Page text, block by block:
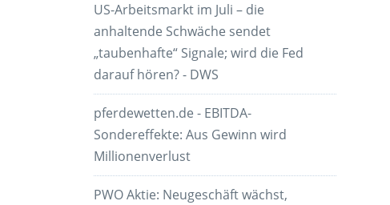
US-Arbeitsmarkt im Juli – die
anhaltende Schwäche sendet
„taubenhafte“ Signale; wird die Fed
darauf hören? - DWS
pferdewetten.de - EBITDA-
Sondereffekte: Aus Gewinn wird
Millionenverlust
PWO Aktie: Neugeschäft wächst,